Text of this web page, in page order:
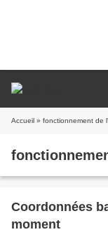
Accueil » fonctionnement de
Coordonnées
moment